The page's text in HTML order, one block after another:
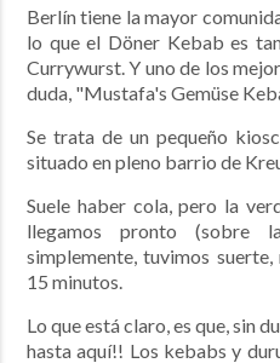
Berlín tiene la mayor
lo que el Döner Kebab es
Currywurst. Y uno de los
duda, "Mustafa's Gemüse
Se trata de un pequeño
situado en pleno barrio de
Suele haber cola, pero la
llegamos pronto (sobre
simplemente, tuvimos
15 minutos.
Lo que está claro, es que, sin
hasta aquí!! Los kebabs y